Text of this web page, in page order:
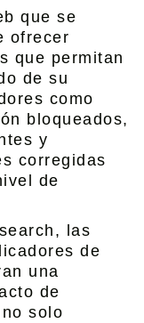
que se
ofrecer
que permitan
de su
como
bloqueados,
y
corregidas
de
las
de
una
de
solo